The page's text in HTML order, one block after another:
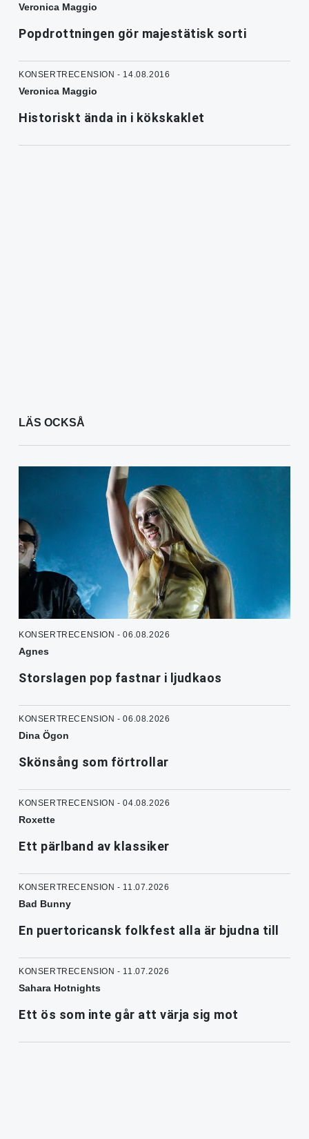
Veronica Maggio
Popdrottningen gör majestätisk sorti
KONSERTRECENSION - 14.08.2016
Veronica Maggio
Historiskt ända in i kökskaklet
LÄS OCKSÅ
KONSERTRECENSION - 06.08.2026
Agnes
Storslagen pop fastnar i ljudkaos
KONSERTRECENSION - 06.08.2026
Dina Ögon
Skönsång som förtrollar
KONSERTRECENSION - 04.08.2026
Roxette
Ett pärlband av klassiker
KONSERTRECENSION - 11.07.2026
Bad Bunny
En puertoricansk folkfest alla är bjudna till
KONSERTRECENSION - 11.07.2026
Sahara Hotnights
Ett ös som inte går att värja sig mot